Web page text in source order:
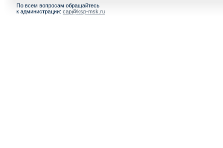
По всем вопросам обращайтесь
к администрации: cap@ksp-msk.ru